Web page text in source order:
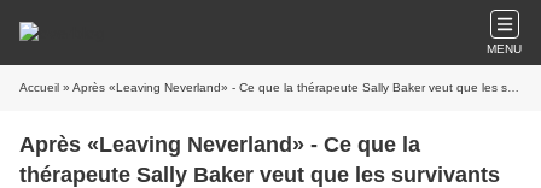
MENU
Accueil » Après «Leaving Neverland» - Ce que la thérapeute Sally Baker veut que les survivants d'agressions sexuelles sachent.
Après «Leaving Neverland» - Ce que la
thérapeute Sally Baker veut que les survivants